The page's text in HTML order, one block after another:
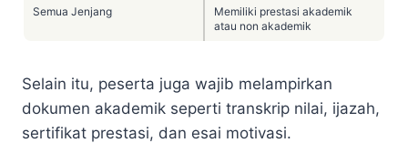
Semua Jenjang
Memiliki prestasi akademik
atau non akademik
Selain itu, peserta juga wajib melampirkan
dokumen akademik seperti transkrip nilai, ijazah,
sertifikat prestasi, dan esai motivasi.